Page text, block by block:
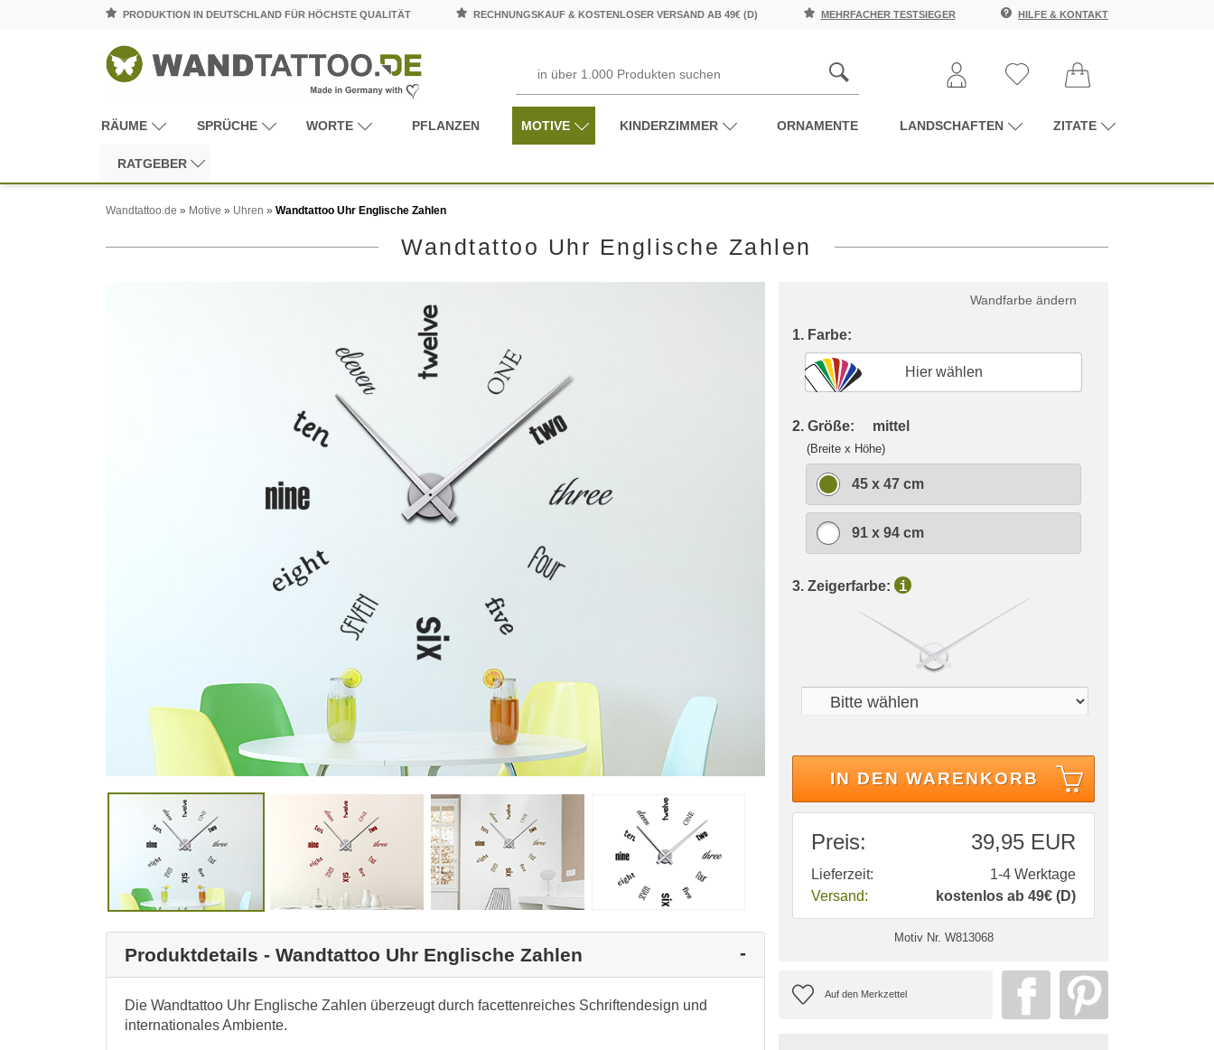
PRODUKTION IN DEUTSCHLAND FÜR HÖCHSTE QUALITÄT RECHNUNGSKAUF & KOSTENLOSER VERSAND AB 49€ (D) MEHRFACHER TESTSIEGER HILFE & KONTAKT
RÄUME SPRÜCHE WORTE PFLANZEN MOTIVE KINDERZIMMER ORNAMENTE LANDSCHAFTEN ZITATE
RATGEBER
Wandtattoo.de » Motive » Uhren » Wandtattoo Uhr Englische Zahlen
Wandtattoo Uhr Englische Zahlen
Produktdetails - Wandtattoo Uhr Englische Zahlen
Die Wandtattoo Uhr Englische Zahlen überzeugt durch facettenreiches Schriftendesign und
internationales Ambiente.
Wandfarbe ändern
1. Farbe:
Hier wählen
2. Größe: mittel
(Breite x Höhe)
45 x 47 cm
91 x 94 cm
3. Zeigerfarbe: i
IN DEN WARENKORB
Preis: 39,95 EUR
Lieferzeit:
1-4 Werktage
Versand:
kostenlos ab 49€ (D)
Motiv Nr. W813068